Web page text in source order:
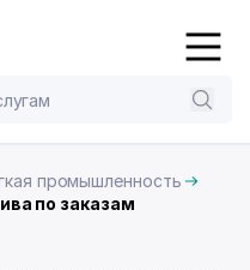
промышленность
по заказам